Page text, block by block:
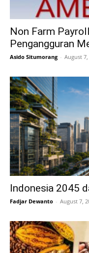
Non Farm
Pengangguran
Asido Situmorang - August 7,
Indonesia 2045
Fadjar Dewanto - August 7,